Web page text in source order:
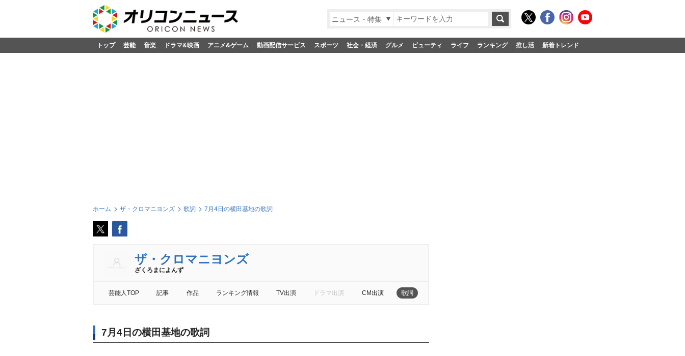
ニュース・特集
トップ 芸能 音楽 ドラマ&映画 アニメ&ゲーム 動画配信サービス スポーツ 社会・経済 グルメ ビューティ ライフ ランキング 推し活 新着トレンド
ホーム ザ・クロマニヨンズ 歌詞 7月4日の横田基地の歌詞
ザ・クロマニヨンズ
ざくろまによんず
芸能人TOP 記事 作品 ランキング情報 TV出演 ドラマ出演 CM出演 歌詞
7月4日の横田基地の歌詞